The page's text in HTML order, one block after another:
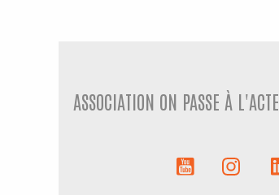
ASSOCIATION ON PASSE À L'ACTE